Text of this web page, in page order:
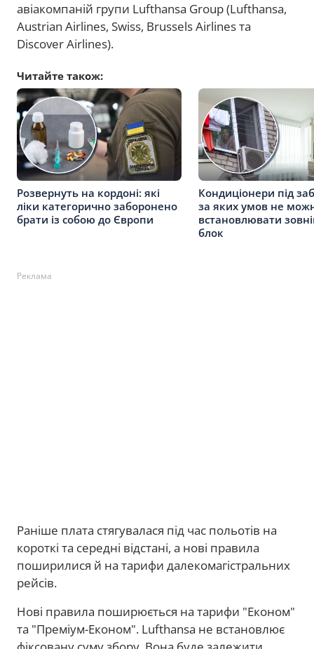
авіакомпаній групи Lufthansa Group (Lufthansa,
Austrian Airlines, Swiss, Brussels Airlines та
Discover Airlines).
Читайте також:
Розвернуть на кордоні: які
ліки категорично заборонено
брати із собою до Європи
Кондиціонери під
за яких умов не
встановлювати
блок
Реклама
Раніше плата стягувалася під час польотів на
короткі та середні відстані, а нові правила
поширилися й на тарифи далекомагістральних
рейсів.
Нові правила поширюється на тарифи "Економ"
та "Преміум-Економ". Lufthansa не встановлює